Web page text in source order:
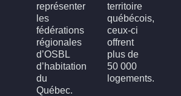
représenter
les
fédérations
régionales
d’OSBL
d’habitation
du
Québec.
territoire
québécois,
ceux-ci
offrent
plus de
50 000
logements.